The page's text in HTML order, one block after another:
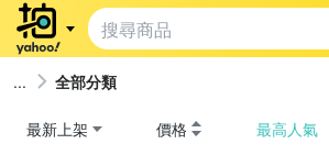
全部分類
最新上架 價格 最高人氣